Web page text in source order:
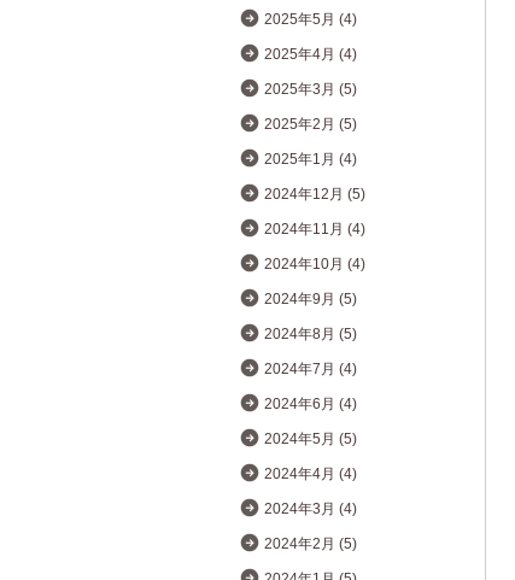
2025年5月 (4)
2025年4月 (4)
2025年3月 (5)
2025年2月 (5)
2025年1月 (4)
2024年12月 (5)
2024年11月 (4)
2024年10月 (4)
2024年9月 (5)
2024年8月 (5)
2024年7月 (4)
2024年6月 (4)
2024年5月 (5)
2024年4月 (4)
2024年3月 (4)
2024年2月 (5)